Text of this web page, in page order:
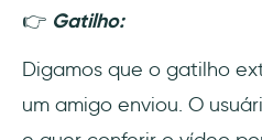
👉 Gatilho:
Digamos que o gatilho
um amigo enviou. O